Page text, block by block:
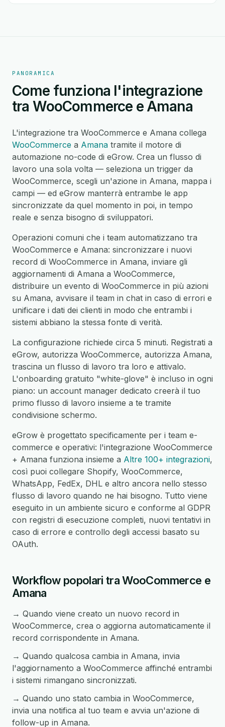
PANORAMICA
Come funziona l'integrazione
tra WooCommerce e Amana
L'integrazione tra WooCommerce e Amana collega
WooCommerce a Amana tramite il motore di
automazione no-code di eGrow. Crea un flusso di
lavoro una sola volta — seleziona un trigger da
WooCommerce, scegli un'azione in Amana, mappa i
campi — ed eGrow manterrà entrambe le app
sincronizzate da quel momento in poi, in tempo
reale e senza bisogno di sviluppatori.
Operazioni comuni che i team automatizzano tra
WooCommerce e Amana: sincronizzare i nuovi
record di WooCommerce in Amana, inviare gli
aggiornamenti di Amana a WooCommerce,
distribuire un evento di WooCommerce in più azioni
su Amana, avvisare il team in chat in caso di errori e
unificare i dati dei clienti in modo che entrambi i
sistemi abbiano la stessa fonte di verità.
La configurazione richiede circa 5 minuti. Registrati a
eGrow, autorizza WooCommerce, autorizza Amana,
trascina un flusso di lavoro tra loro e attivalo.
L'onboarding gratuito "white-glove" è incluso in ogni
piano: un account manager dedicato creerà il tuo
primo flusso di lavoro insieme a te tramite
condivisione schermo.
eGrow è progettato specificamente per i team e-
commerce e operativi: l'integrazione WooCommerce
+ Amana funziona insieme a Altre 100+ integrazioni,
così puoi collegare Shopify, WooCommerce,
WhatsApp, FedEx, DHL e altro ancora nello stesso
flusso di lavoro quando ne hai bisogno. Tutto viene
eseguito in un ambiente sicuro e conforme al GDPR
con registri di esecuzione completi, nuovi tentativi in
caso di errore e controllo degli accessi basato su
OAuth.
Workflow popolari tra WooCommerce e
Amana
→ Quando viene creato un nuovo record in
WooCommerce, crea o aggiorna automaticamente il
record corrispondente in Amana.
→ Quando qualcosa cambia in Amana, invia
l'aggiornamento a WooCommerce affinché entrambi
i sistemi rimangano sincronizzati.
→ Quando uno stato cambia in WooCommerce,
invia una notifica al tuo team e avvia un'azione di
follow-up in Amana.